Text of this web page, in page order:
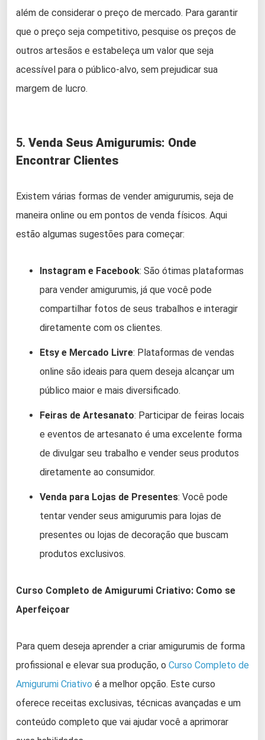
além de considerar o preço de mercado. Para garantir
que o preço seja competitivo, pesquise os preços de
outros artesãos e estabeleça um valor que seja
acessível para o público-alvo, sem prejudicar sua
margem de lucro.
5. Venda Seus Amigurumis: Onde
Encontrar Clientes
Existem várias formas de vender amigurumis, seja de
maneira online ou em pontos de venda físicos. Aqui
estão algumas sugestões para começar:
Instagram e Facebook: São ótimas plataformas
para vender amigurumis, já que você pode
compartilhar fotos de seus trabalhos e interagir
diretamente com os clientes.
Etsy e Mercado Livre: Plataformas de vendas
online são ideais para quem deseja alcançar um
público maior e mais diversificado.
Feiras de Artesanato: Participar de feiras locais
e eventos de artesanato é uma excelente forma
de divulgar seu trabalho e vender seus produtos
diretamente ao consumidor.
Venda para Lojas de Presentes: Você pode
tentar vender seus amigurumis para lojas de
presentes ou lojas de decoração que buscam
produtos exclusivos.
Curso Completo de Amigurumi Criativo: Como se
Aperfeiçoar
Para quem deseja aprender a criar amigurumis de forma
profissional e elevar sua produção, o Curso Completo de
Amigurumi Criativo é a melhor opção. Este curso
oferece receitas exclusivas, técnicas avançadas e um
conteúdo completo que vai ajudar você a aprimorar